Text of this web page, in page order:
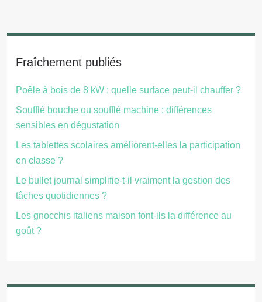
Fraîchement publiés
Poêle à bois de 8 kW : quelle surface peut-il chauffer ?
Soufflé bouche ou soufflé machine : différences
sensibles en dégustation
Les tablettes scolaires améliorent-elles la participation
en classe ?
Le bullet journal simplifie-t-il vraiment la gestion des
tâches quotidiennes ?
Les gnocchis italiens maison font-ils la différence au
goût ?